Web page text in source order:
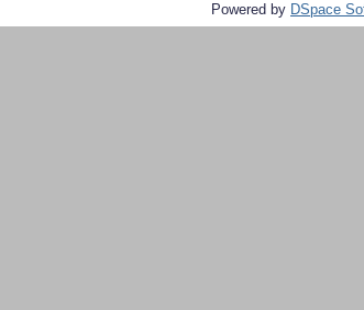
Powered by DSpace